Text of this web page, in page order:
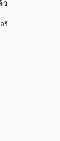
ว
ร์